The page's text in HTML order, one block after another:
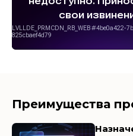
Преимущества